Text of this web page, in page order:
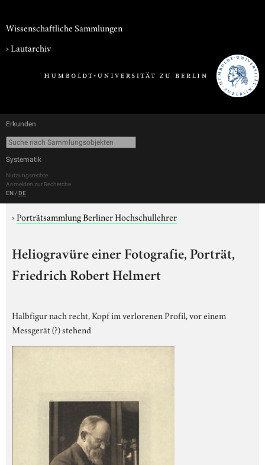
Wissenschaftliche Sammlungen
›Lautarchiv
Erkunden
Systematik
Nutzungsrechte
Anmelden zur Recherche
EN / DE
›Porträtsammlung Berliner Hochschullehrer
Heliogravüre einer Fotografie, Porträt,
Friedrich Robert Helmert
Halbfigur nach recht, Kopf im verlorenen Profil, vor einem
Messgerät (?) stehend